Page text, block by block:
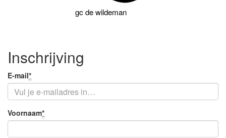
gcde wildeman
Inschrijving
Je
e-
mail
E-mail*
Verplicht
veld
Je
Voornaam*
Verplicht